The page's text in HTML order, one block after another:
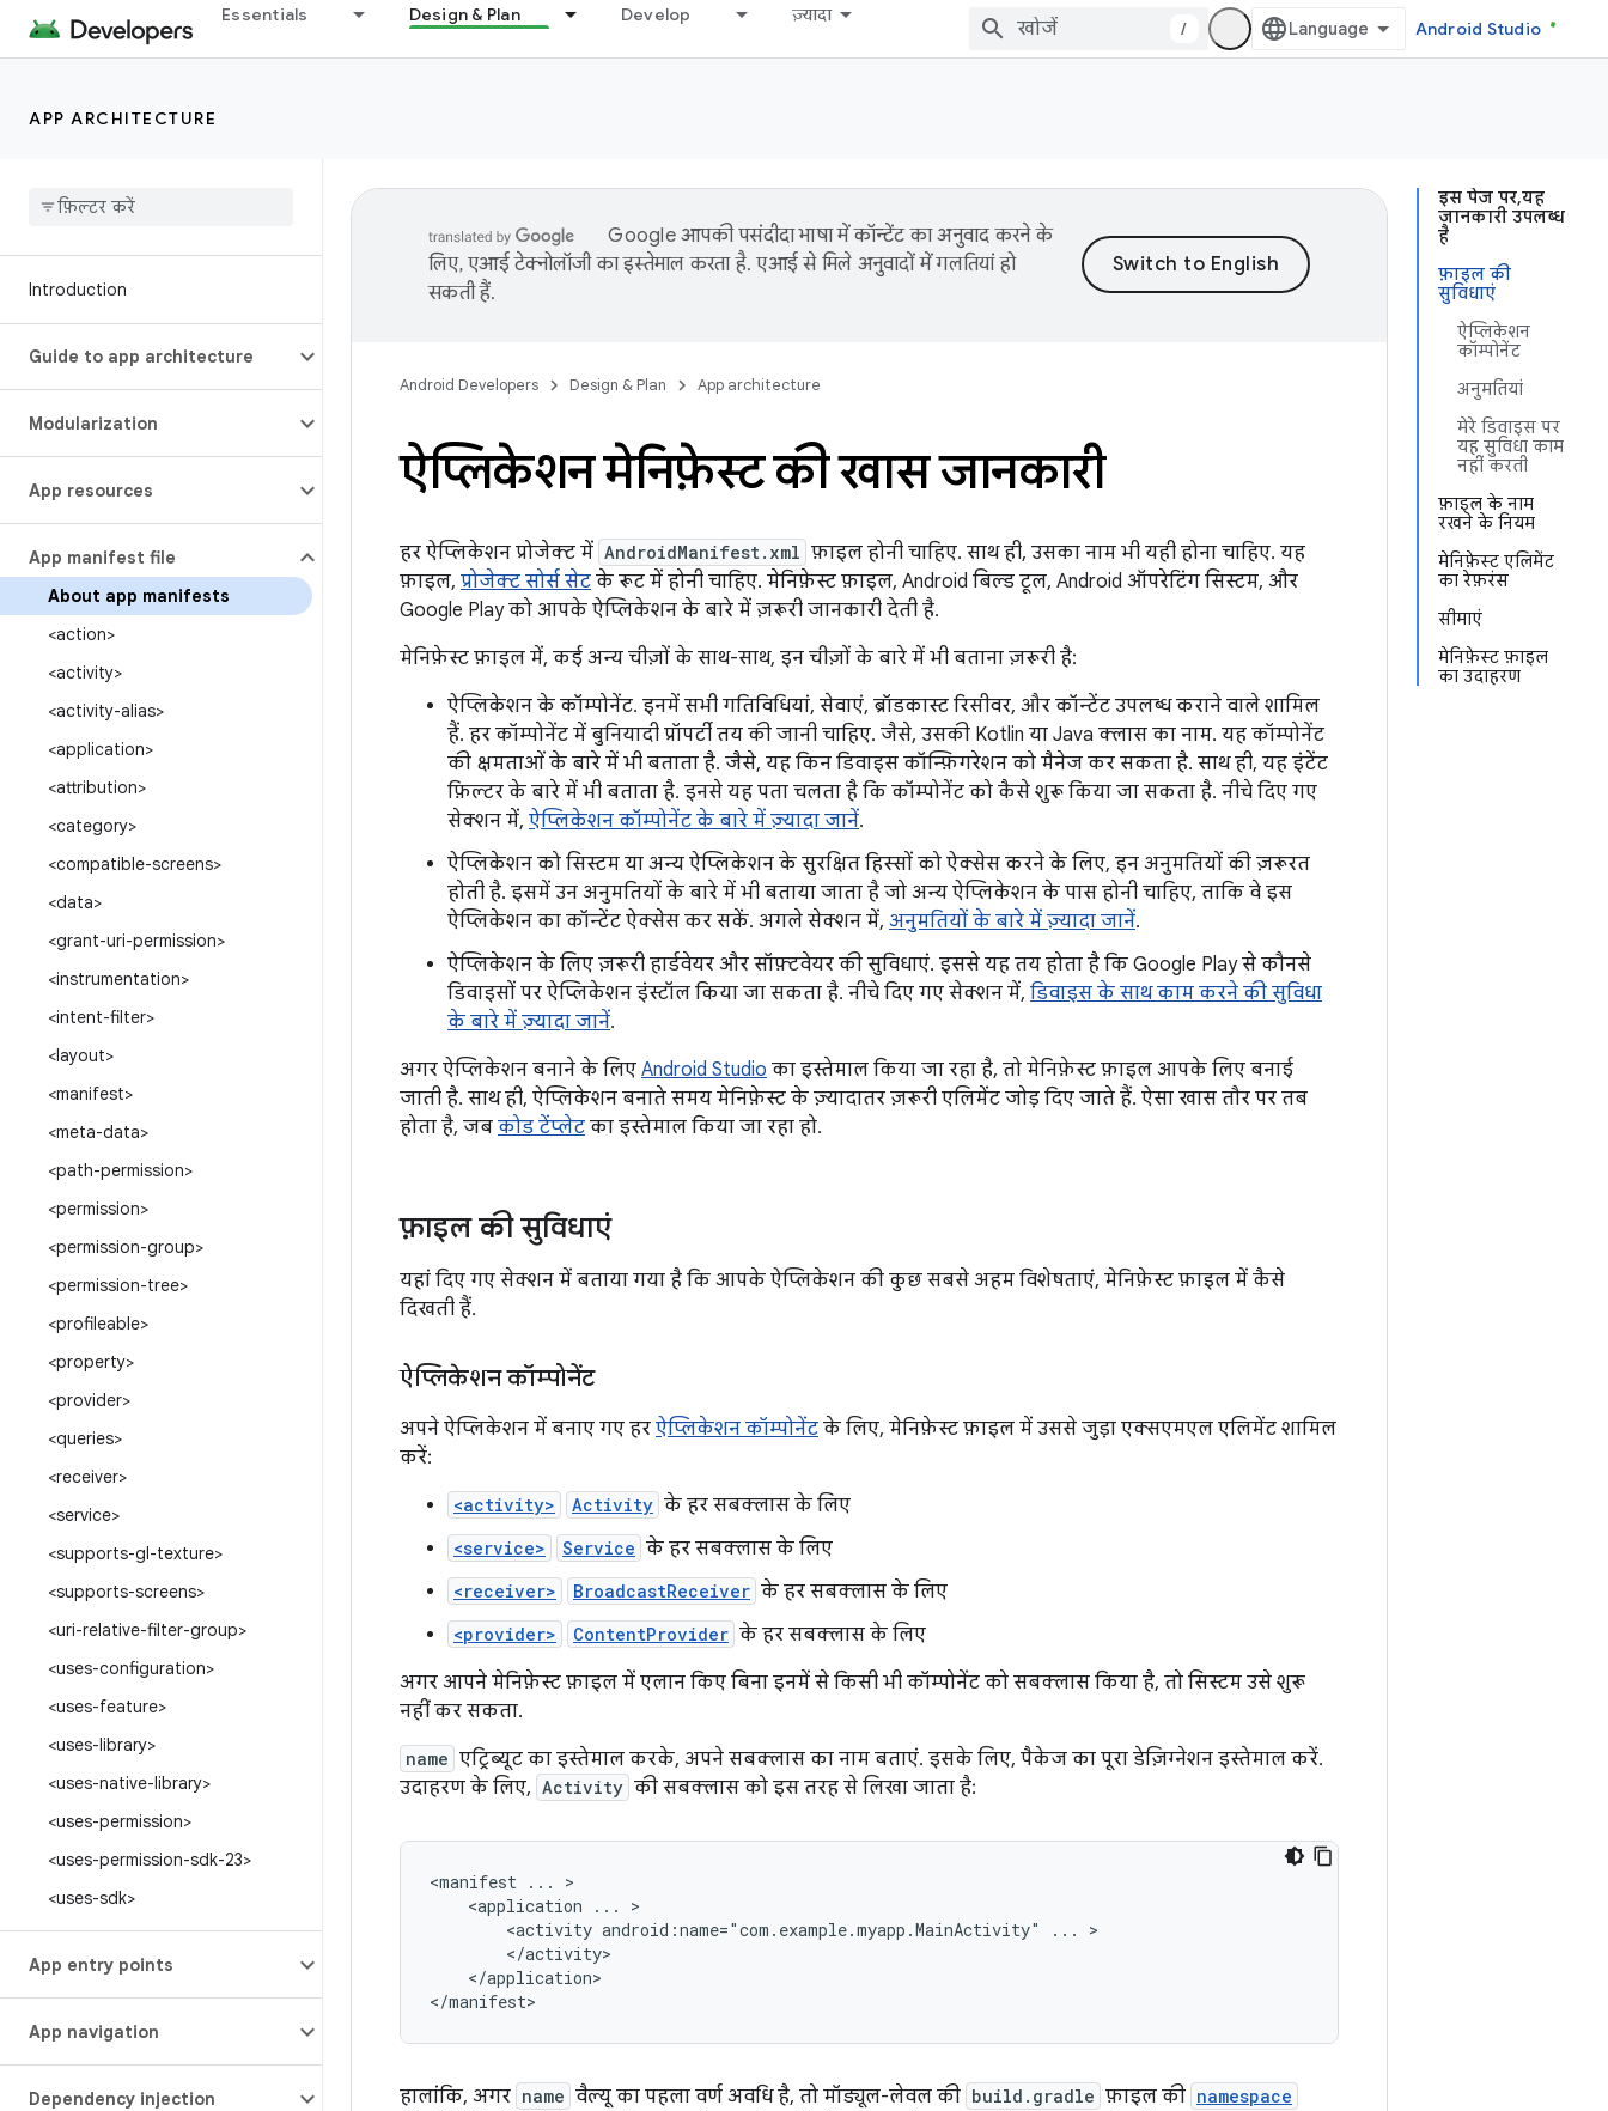
Essentials Design & Plan Develop ज़्यादा
/ Android Studio
APP ARCHITECTURE
Introduction
Guide to app architecture
Modularization
App resources
App manifest file
About app manifests
<action>
<activity>
<activity-alias>
<application>
<attribution>
<category>
<compatible-screens>
<data>
<grant-uri-permission>
<instrumentation>
<intent-filter>
<layout>
<manifest>
<meta-data>
<path-permission>
<permission>
<permission-group>
<permission-tree>
<profileable>
<property>
<provider>
<queries>
<receiver>
<service>
<supports-gl-texture>
<supports-screens>
<uri-relative-filter-group>
<uses-configuration>
<uses-feature>
<uses-library>
<uses-native-library>
<uses-permission>
<uses-permission-sdk-23>
<uses-sdk>
App entry points
App navigation
Dependency injection
इस पेज पर, यह
जानकारी उपलब्ध
है
फ़ाइल की
सुविधाएं
ऐप्लिकेशन
कॉम्पोनेंट
अनुमतियां
मेरे डिवाइस पर
यह सुविधा काम
नहीं करती
फ़ाइल के नाम
रखने के नियम
मेनिफ़ेस्ट एलिमेंट
का रेफ़रंस
सीमाएं
मेनिफ़ेस्ट फ़ाइल
का उदाहरण
Google आपकी पसंदीदा भाषा में कॉन्टेंट का अनुवाद करने के
लिए, एआई टेक्नोलॉजी का इस्तेमाल करता है. एआई से मिले अनुवादों में गलतियां हो
सकती हैं.
Android Developers Design & Plan App architecture
ऐप्लिकेशन मेनिफ़ेस्ट की खास जानकारी
हर ऐप्लिकेशन प्रोजेक्ट में AndroidManifest.xml फ़ाइल होनी चाहिए. साथ ही, उसका नाम भी यही होना चाहिए. यह
फ़ाइल, प्रोजेक्ट सोर्स सेट के रूट में होनी चाहिए. मेनिफ़ेस्ट फ़ाइल, Android बिल्ड टूल, Android ऑपरेटिंग सिस्टम, और
Google Play को आपके ऐप्लिकेशन के बारे में ज़रूरी जानकारी देती है.
मेनिफ़ेस्ट फ़ाइल में, कई अन्य चीज़ों के साथ-साथ, इन चीज़ों के बारे में भी बताना ज़रूरी है:
ऐप्लिकेशन के कॉम्पोनेंट. इनमें सभी गतिविधियां, सेवाएं, ब्रॉडकास्ट रिसीवर, और कॉन्टेंट उपलब्ध कराने वाले शामिल
हैं. हर कॉम्पोनेंट में बुनियादी प्रॉपर्टी तय की जानी चाहिए. जैसे, उसकी Kotlin या Java क्लास का नाम. यह कॉम्पोनेंट
की क्षमताओं के बारे में भी बताता है. जैसे, यह किन डिवाइस कॉन्फ़िगरेशन को मैनेज कर सकता है. साथ ही, यह इंटेंट
फ़िल्टर के बारे में भी बताता है. इनसे यह पता चलता है कि कॉम्पोनेंट को कैसे शुरू किया जा सकता है. नीचे दिए गए
सेक्शन में, ऐप्लिकेशन कॉम्पोनेंट के बारे में ज़्यादा जानें.
ऐप्लिकेशन को सिस्टम या अन्य ऐप्लिकेशन के सुरक्षित हिस्सों को ऐक्सेस करने के लिए, इन अनुमतियों की ज़रूरत
होती है. इसमें उन अनुमतियों के बारे में भी बताया जाता है जो अन्य ऐप्लिकेशन के पास होनी चाहिए, ताकि वे इस
ऐप्लिकेशन का कॉन्टेंट ऐक्सेस कर सकें. अगले सेक्शन में, अनुमतियों के बारे में ज़्यादा जानें.
ऐप्लिकेशन के लिए ज़रूरी हार्डवेयर और सॉफ़्टवेयर की सुविधाएं. इससे यह तय होता है कि Google Play से कौनसे
डिवाइसों पर ऐप्लिकेशन इंस्टॉल किया जा सकता है. नीचे दिए गए सेक्शन में, डिवाइस के साथ काम करने की सुविधा
के बारे में ज़्यादा जानें.
अगर ऐप्लिकेशन बनाने के लिए Android Studio का इस्तेमाल किया जा रहा है, तो मेनिफ़ेस्ट फ़ाइल आपके लिए बनाई
जाती है. साथ ही, ऐप्लिकेशन बनाते समय मेनिफ़ेस्ट के ज़्यादातर ज़रूरी एलिमेंट जोड़ दिए जाते हैं. ऐसा खास तौर पर तब
होता है, जब कोड टेंप्लेट का इस्तेमाल किया जा रहा हो.
फ़ाइल की सुविधाएं
यहां दिए गए सेक्शन में बताया गया है कि आपके ऐप्लिकेशन की कुछ सबसे अहम विशेषताएं, मेनिफ़ेस्ट फ़ाइल में कैसे
दिखती हैं.
ऐप्लिकेशन कॉम्पोनेंट
अपने ऐप्लिकेशन में बनाए गए हर ऐप्लिकेशन कॉम्पोनेंट के लिए, मेनिफ़ेस्ट फ़ाइल में उससे जुड़ा एक्सएमएल एलिमेंट शामिल
करें:
<activity> Activity के हर सबक्लास के लिए
<service> Service के हर सबक्लास के लिए
<receiver> BroadcastReceiver के हर सबक्लास के लिए
<provider> ContentProvider के हर सबक्लास के लिए
अगर आपने मेनिफ़ेस्ट फ़ाइल में एलान किए बिना इनमें से किसी भी कॉम्पोनेंट को सबक्लास किया है, तो सिस्टम उसे शुरू
नहीं कर सकता.
name एट्रिब्यूट का इस्तेमाल करके, अपने सबक्लास का नाम बताएं. इसके लिए, पैकेज का पूरा डेज़िग्नेशन इस्तेमाल करें.
उदाहरण के लिए, Activity की सबक्लास को इस तरह से लिखा जाता है:
<manifest ...
<application
...
<activity android:name="com.example.myapp.MainActivity" ...
</application>
</manifest>
हालांकि, अगर name वैल्यू का पहला वर्ण अवधि है, तो मॉड्यूल-लेवल की build.gradle फ़ाइल की namespace